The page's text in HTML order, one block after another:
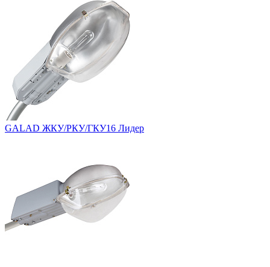
GALAD ЖКУ/РКУ/ГКУ16 Лидер